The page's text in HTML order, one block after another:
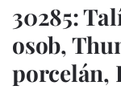
30285:
osob,
porcelán,